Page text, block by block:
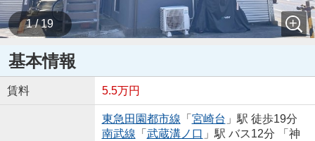
1 / 19
基本情報
賃料 5.5万円
東急田園都市線 「 宮崎台 」駅 徒歩19分
南武線 「 武蔵溝ノ口 」駅 バス12分 「神